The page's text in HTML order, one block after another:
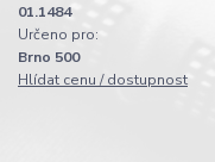
01.1484
Určeno pro:
Brno 500
Hlídat cenu / dostupnost